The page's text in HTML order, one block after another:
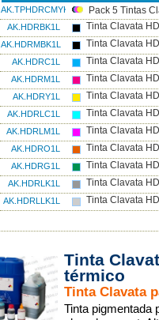
AK.TPHDRCMYK1L Pack 5 Tintas
AK.HDRBK1L Tinta Clavata
AK.HDRMBK1L Tinta Clavata
AK.HDRC1L Tinta Clavata
AK.HDRM1L Tinta Clavata
AK.HDRY1L Tinta Clavata
AK.HDRLC1L Tinta Clavata
AK.HDRLM1L Tinta Clavata
AK.HDRO1L Tinta Clavata
AK.HDRG1L Tinta Clavata
AK.HDRLK1L Tinta Clavata
AK.HDRLLK1L Tinta Clavata
Tinta
térmico
Tinta Clavata
Tinta pigmentada